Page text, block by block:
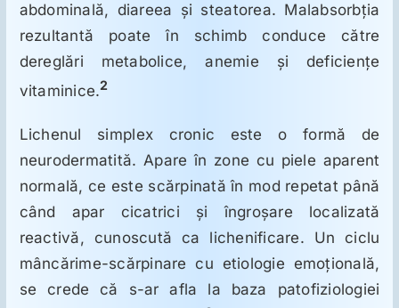
abdominală, diareea şi steatorea. Malabsorbţia
rezultantă poate în schimb conduce către
dereglări metabolice, anemie şi deficienţe
vitaminice.2
Lichenul simplex cronic este o formă de
neurodermatită. Apare în zone cu piele aparent
normală, ce este scărpinată în mod repetat până
când apar cicatrici şi îngroşare localizată
reactivă, cunoscută ca lichenificare. Un ciclu
mâncărime-scărpinare cu etiologie emoţională,
se crede că s-ar afla la baza patofiziologiei